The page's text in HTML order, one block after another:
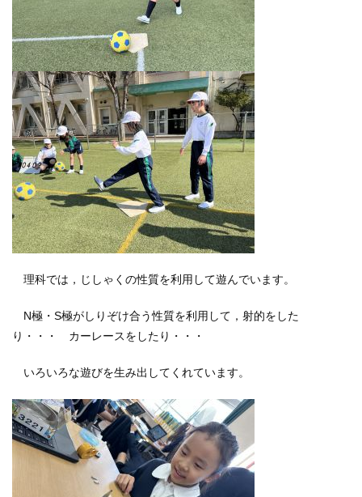
理科では，じしゃくの性質を利用して遊んでいます。
N極・S極がしりぞけ合う性質を利用して，射的をした
り・・・ カーレースをしたり・・・
いろいろな遊びを生み出してくれています。